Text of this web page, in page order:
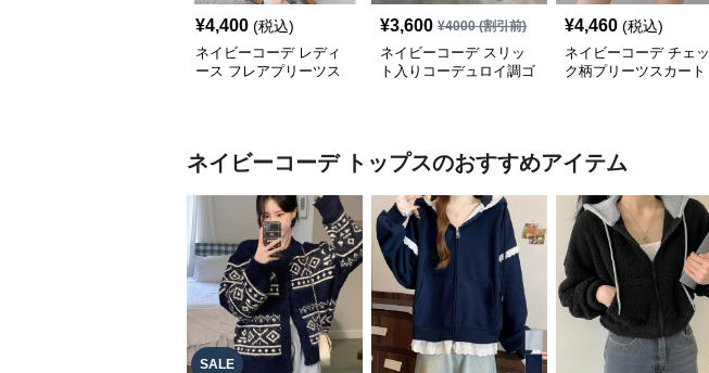
¥4,400 (税込)
ネイビーコーデ レディ
ース フレアプリーツス
¥3,600 ¥4000(割引前)
ネイビーコーデ スリッ
ト入りコーデュロイ調ゴ
¥4,460 (税込)
ネイビーコーデ チェッ
ク柄プリーツスカート
ネイビーコーデ トップスのおすすめアイテム
SALE